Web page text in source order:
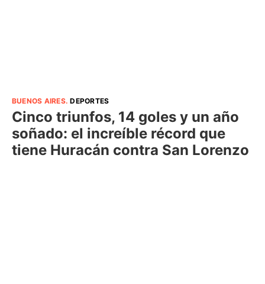
BUENOS AIRES.DEPORTES
Cinco triunfos, 14 goles y un año
soñado: el increíble récord que
tiene Huracán contra San Lorenzo